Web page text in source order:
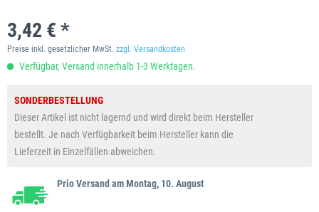
3,42 € *
Preise inkl. gesetzlicher MwSt. zzgl. Versandkosten
Verfügbar, Versand innerhalb 1-3 Werktagen.
SONDERBESTELLUNG
Dieser Artikel ist nicht lagernd und wird direkt beim Hersteller
bestellt. Je nach Verfügbarkeit beim Hersteller kann die
Lieferzeit in Einzelfällen abweichen.
Prio Versand am Montag, 10. August